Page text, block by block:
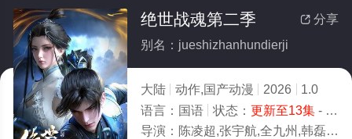
 分享
绝世战魂第二季
别名：jueshizhanhundierji
大陆 动作,国产动漫 2026
1.0
语言： 国语 状态： 更新至13集- 免费在线观看
导演： 陈凌超,张宇航,全九州,韩磊,楚旭,戚道岩